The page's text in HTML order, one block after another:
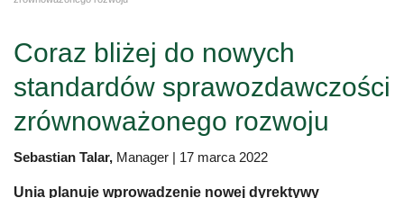
Coraz bliżej do nowych
standardów sprawozdawczości
zrównoważonego rozwoju
Sebastian Talar, Manager | 17 marca 2022
Unia planuje wprowadzenie nowej dyrektywy